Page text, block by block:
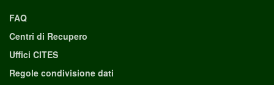
FAQ
Centri di Recupero
Uffici CITES
Regole condivisione dati